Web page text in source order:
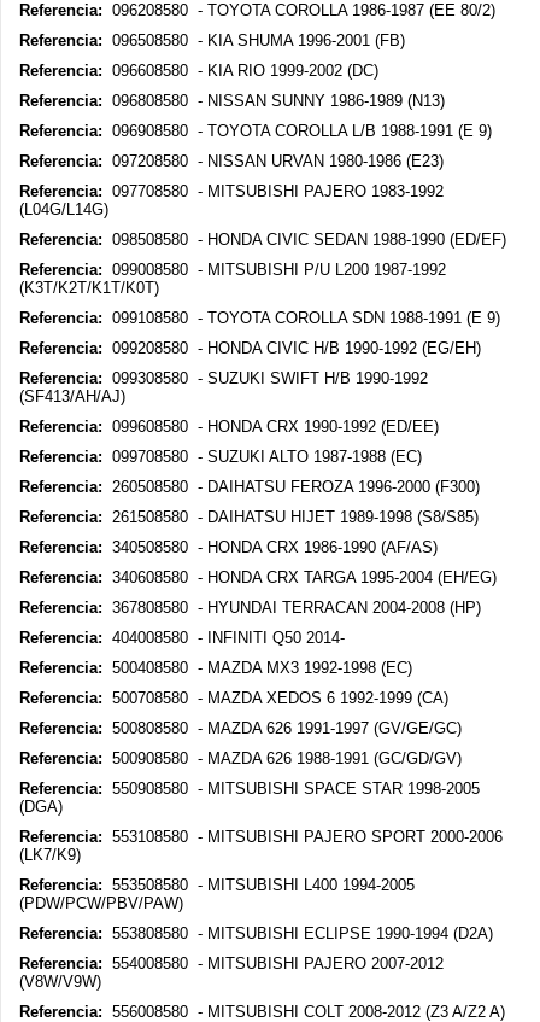
Referencia: 096208580 - TOYOTA COROLLA 1986-1987 (EE 80/2)
Referencia: 096508580 - KIA SHUMA 1996-2001 (FB)
Referencia: 096608580 - KIA RIO 1999-2002 (DC)
Referencia: 096808580 - NISSAN SUNNY 1986-1989 (N13)
Referencia: 096908580 - TOYOTA COROLLA L/B 1988-1991 (E 9)
Referencia: 097208580 - NISSAN URVAN 1980-1986 (E23)
Referencia: 097708580 - MITSUBISHI PAJERO 1983-1992
(L04G/L14G)
Referencia: 098508580 - HONDA CIVIC SEDAN 1988-1990 (ED/EF)
Referencia: 099008580 - MITSUBISHI P/U L200 1987-1992
(K3T/K2T/K1T/K0T)
Referencia: 099108580 - TOYOTA COROLLA SDN 1988-1991 (E 9)
Referencia: 099208580 - HONDA CIVIC H/B 1990-1992 (EG/EH)
Referencia: 099308580 - SUZUKI SWIFT H/B 1990-1992
(SF413/AH/AJ)
Referencia: 099608580 - HONDA CRX 1990-1992 (ED/EE)
Referencia: 099708580 - SUZUKI ALTO 1987-1988 (EC)
Referencia: 260508580 - DAIHATSU FEROZA 1996-2000 (F300)
Referencia: 261508580 - DAIHATSU HIJET 1989-1998 (S8/S85)
Referencia: 340508580 - HONDA CRX 1986-1990 (AF/AS)
Referencia: 340608580 - HONDA CRX TARGA 1995-2004 (EH/EG)
Referencia: 367808580 - HYUNDAI TERRACAN 2004-2008 (HP)
Referencia: 404008580 - INFINITI Q50 2014-
Referencia: 500408580 - MAZDA MX3 1992-1998 (EC)
Referencia: 500708580 - MAZDA XEDOS 6 1992-1999 (CA)
Referencia: 500808580 - MAZDA 626 1991-1997 (GV/GE/GC)
Referencia: 500908580 - MAZDA 626 1988-1991 (GC/GD/GV)
Referencia: 550908580 - MITSUBISHI SPACE STAR 1998-2005
(DGA)
Referencia: 553108580 - MITSUBISHI PAJERO SPORT 2000-2006
(LK7/K9)
Referencia: 553508580 - MITSUBISHI L400 1994-2005
(PDW/PCW/PBV/PAW)
Referencia: 553808580 - MITSUBISHI ECLIPSE 1990-1994 (D2A)
Referencia: 554008580 - MITSUBISHI PAJERO 2007-2012
(V8W/V9W)
Referencia: 556008580 - MITSUBISHI COLT 2008-2012 (Z3 A/Z2 A)